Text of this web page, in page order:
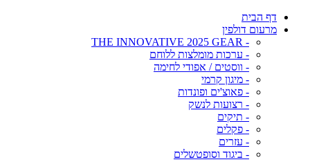
דף הבית
מרעום דולפין
- THE INNOVATIVE 2025 GEAR
- ערכות מומלצות ללוחם
- ווסטים / אפודי לחימה
- מיגון קרמי
- פאוצ'ים ופונדות
- רצועות לנשק
- תיקים
- פקלים
- עזרים
- ביגוד וסופטשלים